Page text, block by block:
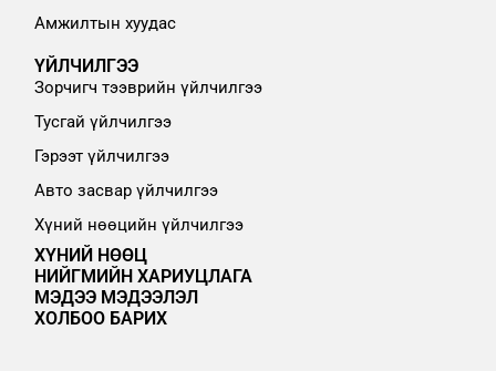
Амжилтын хуудас
ҮЙЛЧИЛГЭЭ
Зорчигч тээврийн үйлчилгээ
Тусгай үйлчилгээ
Гэрээт үйлчилгээ
Авто засвар үйлчилгээ
Хүний нөөцийн үйлчилгээ
ХҮНИЙ НӨӨЦ
НИЙГМИЙН ХАРИУЦЛАГА
МЭДЭЭ МЭДЭЭЛЭЛ
ХОЛБОО БАРИХ